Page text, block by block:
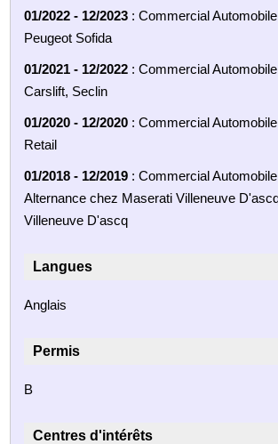
01/2022 - 12/2023 : Commercial
Peugeot Sofida
01/2021 - 12/2022 : Commercial
Carslift, Seclin
01/2020 - 12/2020 : Commercial
Retail
01/2018 - 12/2019 : Commercial
Alternance chez Maserati Villeneuve
Villeneuve D'ascq
Langues
Anglais
Permis
B
Centres d'intérêts